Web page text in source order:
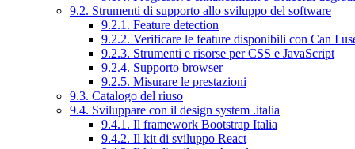
9.2. Strumenti di supporto allo sviluppo del software
9.2.1. Feature detection
9.2.2. Verificare le feature disponibili con Can I
9.2.3. Strumenti e risorse per CSS e JavaScript
9.2.4. Supporto browser
9.2.5. Misurare le prestazioni
9.3. Catalogo del riuso
9.4. Sviluppare con il design system .italia
9.4.1. Il framework Bootstrap Italia
9.4.2. Il kit di sviluppo React